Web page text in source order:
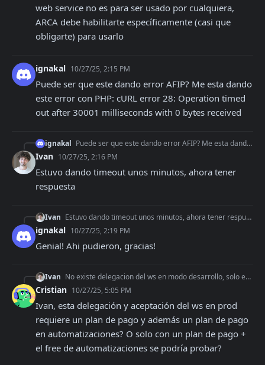
web service no es para ser usado por cualquiera,
ARCA debe habilitarte específicamente (casi que
obligarte) para usarlo
ignakal 10/27/25, 2:15 PM
Puede ser que este dando error AFIP? Me esta dando
este error con PHP: cURL error 28: Operation timed
out after 30001 milliseconds with 0 bytes received
ignakal Puede ser que este dando error AFIP? Me esta dando este error con PHP: cURL error 28: Operation timed out after 30001 milliseconds with 0 bytes received
Ivan 10/27/25, 2:16 PM
Estuvo dando timeout unos minutos, ahora tener
respuesta
Ivan Estuvo dando timeout unos minutos, ahora tener respuesta
ignakal 10/27/25, 2:19 PM
Genial! Ahi pudieron, gracias!
Ivan No existe delegacion del ws en modo desarrollo, solo en produccion
Cristian 10/27/25, 5:05 PM
Ivan, esta delegación y aceptación del ws en prod
requiere un plan de pago y además un plan de pago
en automatizaciones? O solo con un plan de pago +
el free de automatizaciones se podría probar?